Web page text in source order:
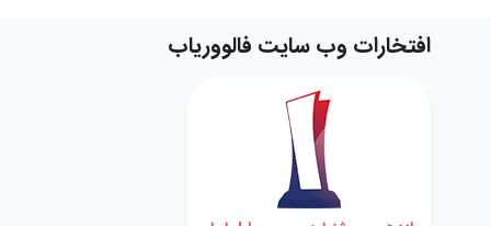
افتخارات وب سایت فالووریاب